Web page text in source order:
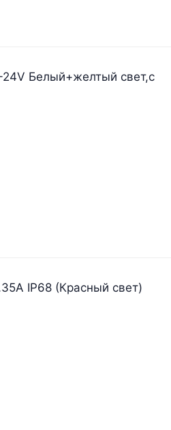
Белый+желтый свет,с
IP68 (Красный свет)